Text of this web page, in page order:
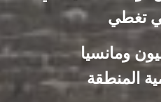
تغطي
ومانسيا
المنطقة